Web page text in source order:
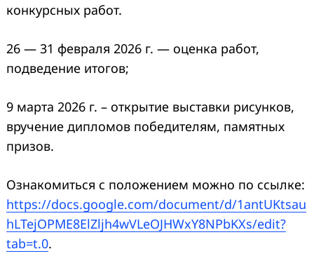
конкурсных работ.
26 — 31 февраля 2026 г. — оценка работ,
подведение итогов;
9 марта 2026 г. – открытие выставки рисунков,
вручение дипломов победителям, памятных
призов.
Ознакомиться с положением можно по ссылке:
https://docs.google.com/document/d/1antUKtsau
hLTejOPME8ElZljh4wVLeOJHWxY8NPbKXs/edit?
tab=t.0.